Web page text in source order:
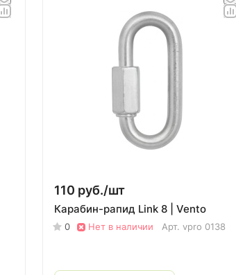
110 руб./шт
Карабин-рапид Link 8 | Vento
0 Нет в наличии Арт. vpro 0138